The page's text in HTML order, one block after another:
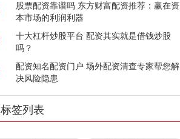
股票配资靠谱吗 东方财富配资推荐：赢在资
本市场的利润利器
十大杠杆炒股平台 配资其实就是借钱炒股
吗？
配资知名配资门户 场外配资清查专家帮您解
决风险隐患
标签列表